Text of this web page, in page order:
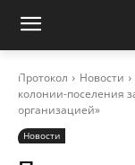
Протокол Новости
колонии-поселения
организацией»
Новости